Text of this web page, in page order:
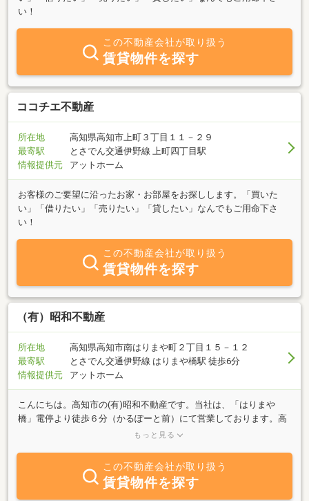
い！
この不動産会社が取り扱う
賃貸物件を探す
ココチエ不動産
所在地
高知県高知市上町３丁目１１－２９
最寄駅
とさでん交通伊野線 上町四丁目駅
情報提供元
アットホーム
お客様のご要望に沿ったお家・お部屋をお探しします。「買いた
い」「借りたい」「売りたい」「貸したい」なんでもご用命下さ
い！
この不動産会社が取り扱う
賃貸物件を探す
（有）昭和不動産
所在地
高知県高知市南はりまや町２丁目１５－１２
最寄駅
とさでん交通伊野線 はりまや橋駅 徒歩6分
情報提供元
アットホーム
こんにちは。高知市の(有)昭和不動産です。当社は、「はりまや
橋」電停より徒歩６分（かるぽーと前）にて営業しております。高
知市の中心部に位置しており、特に中心部のお部屋探し・お店探し
もっと見る
この不動産会社が取り扱う
賃貸物件を探す